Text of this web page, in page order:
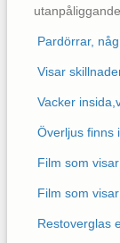
Pardörrar,
Visar
Vacker
Överljus finns
Film som
Film som
Restoverglas